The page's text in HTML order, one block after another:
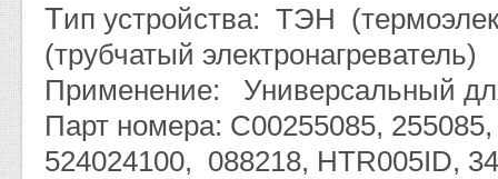
Тип устройства: ТЭН
(трубчатый электронагреватель)
Применение: Универсальный
Парт номера: C00255085,
524024100, 088218, HTR005ID,